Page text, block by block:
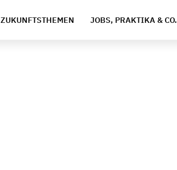
ZUKUNFTSTHEMEN JOBS, PRAKTIKA & CO.